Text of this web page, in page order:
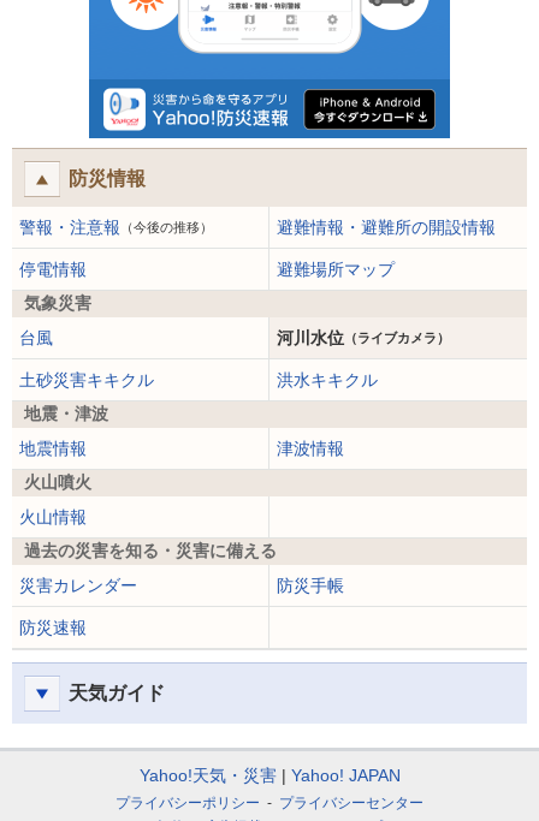
防災情報
警報・注意報 （今後の推移） 避難情報・避難所の開設情報
停電情報
避難場所マップ
気象災害
台風
河川水位 （ライブカメラ）
土砂災害キキクル
洪水キキクル
地震・津波
地震情報
津波情報
火山噴火
火山情報
過去の災害を知る・災害に備える
災害カレンダー
防災手帳
防災速報
天気ガイド
Yahoo!天気・災害 Yahoo! JAPAN
プライバシーポリシー
プライバシーセンター